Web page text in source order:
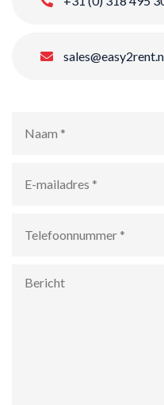
mailadres *